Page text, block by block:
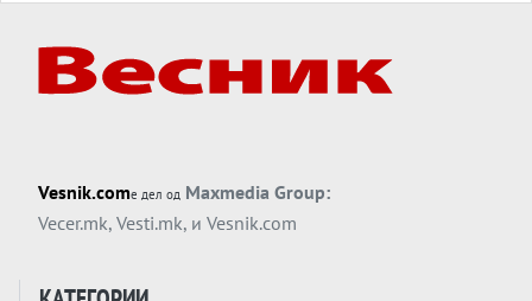
Вечер тема
ДЛАБОКО УДОЛУ: Сметководствените
Вечер тема
АТОМСКО ДОМИНО НА БЛИСКИОТ
ИСТОК
Vesnik.comе дел од Maxmedia Group:
Vecer.mk, Vesti.mk, и Vesnik.com